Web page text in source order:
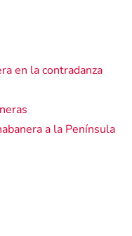
en la contradanza
a la Península